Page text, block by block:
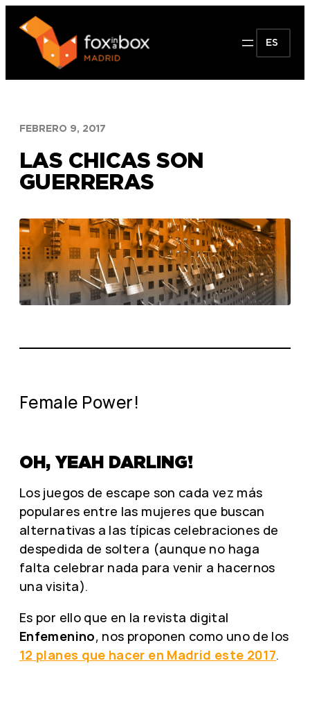
Saltar
contenido
ES
FEBRERO 9, 2017
LAS CHICAS SON
GUERRERAS
Female Power!
OH, YEAH DARLING!
Los juegos de escape son cada vez más
populares entre las mujeres que buscan
alternativas a las típicas celebraciones de
despedida de soltera (aunque no haga
falta celebrar nada para venir a hacernos
una visita).
Es por ello que en la revista digital
Enfemenino, nos proponen como uno de los
12 planes que hacer en Madrid este 2017.